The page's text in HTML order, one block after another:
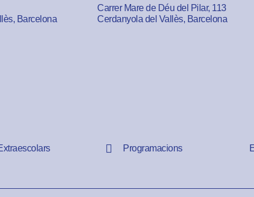
Barcelona
Carrer Mare de Déu del Pilar, 113
Cerdanyola del Vallès, Barcelona
Programacions